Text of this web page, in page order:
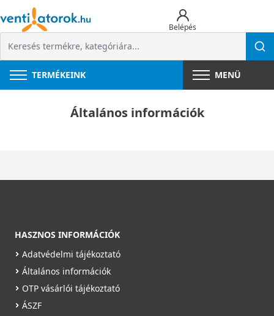
Belépés
TERMÉKEINK MENÜ
Általános információk
HASZNOS INFORMÁCIÓK
Adatvédelmi tájékoztató
Általános információk
OTP vásárlói tájékoztató
ÁSZF